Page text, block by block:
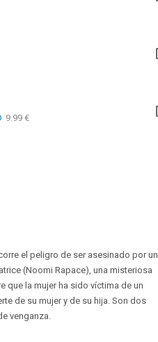
9.99 €
el peligro de ser asesinado por un
(Noomi Rapace), una misteriosa
que la mujer ha sido víctima de un
de su mujer y de su hija. Son dos
venganza.